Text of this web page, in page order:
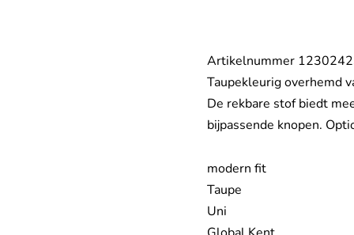
Artikelnummer
Taupekleurig overhemd
De rekbare stof biedt
bijpassende knopen.
modern fit
Taupe
Uni